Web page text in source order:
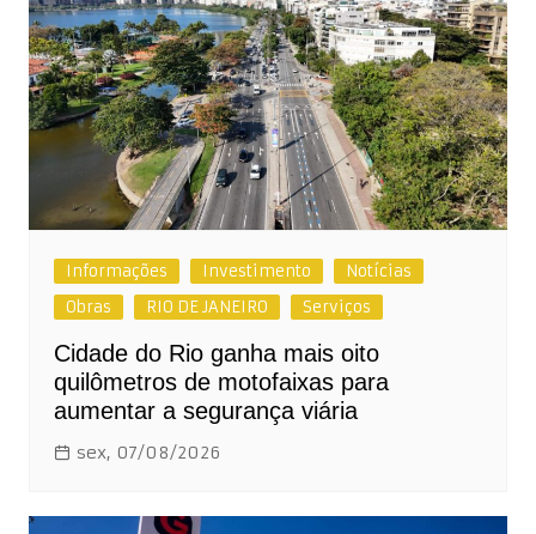
Informações Investimento
Notícias
Obras
RIO DE JANEIRO Serviços
Cidade do Rio ganha mais oito
quilômetros de motofaixas para
aumentar a segurança viária
sex, 07/08/2026